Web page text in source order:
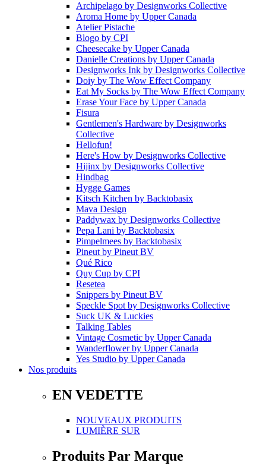
Archipelago by Designworks Collective
Aroma Home by Upper Canada
Atelier Pistache
Blogo by CPI
Cheesecake by Upper Canada
Danielle Creations by Upper Canada
Designworks Ink by Designworks Collective
Doiy by The Wow Effect Company
Eat My Socks by The Wow Effect Company
Erase Your Face by Upper Canada
Fisura
Gentlemen's Hardware by Designworks
Collective
Hellofun!
Here's How by Designworks Collective
Hijinx by Designworks Collective
Hindbag
Hygge Games
Kitsch Kitchen by Backtobasix
Mava Design
Paddywax by Designworks Collective
Pepa Lani by Backtobasix
Pimpelmees by Backtobasix
Pineut by Pineut BV
Qué Rico
Quy Cup by CPI
Resetea
Snippers by Pineut BV
Speckle Spot by Designworks Collective
Suck UK & Luckies
Talking Tables
Vintage Cosmetic by Upper Canada
Wanderflowerby Upper Canada
Yes Studio by Upper Canada
Nos produits
EN VEDETTE
NOUVEAUX PRODUITS
LUMIÈRE SUR
Produits Par Marque